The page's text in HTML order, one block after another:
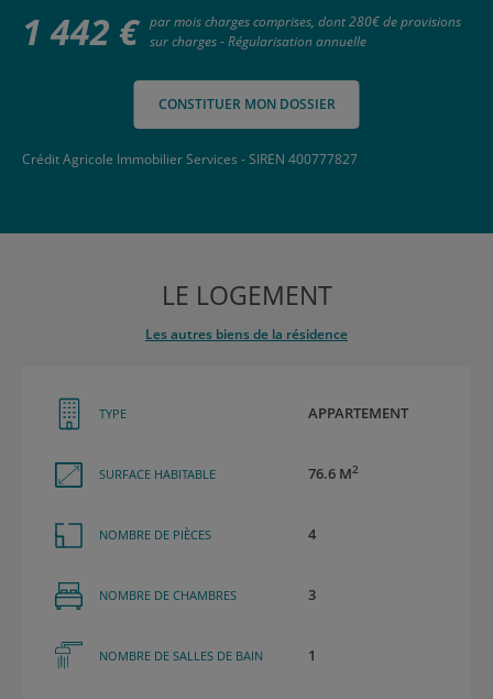
1 442 € par mois charges comprises, dont 280€ de provisions
sur charges - Régularisation annuelle
CONSTITUER MON DOSSIER
Crédit Agricole Immobilier Services - SIREN 400777827
LE LOGEMENT
Les autres biens de la résidence
TYPE APPARTEMENT
SURFACE HABITABLE 76.6 M2
NOMBRE DE PIÈCES 4
NOMBRE DE CHAMBRES 3
NOMBRE DE SALLES DE BAIN 1